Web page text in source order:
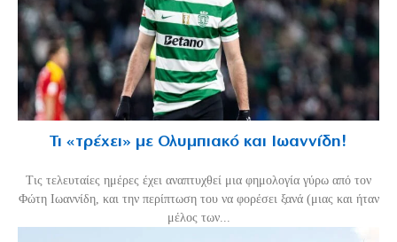
Τι «τρέχει» με Ολυμπιακό και Ιωαννίδη!
Τις τελευταίες ημέρες έχει αναπτυχθεί μια φημολογία γύρω από τον
Φώτη Ιωαννίδη, και την περίπτωση του να φορέσει ξανά (μιας και ήταν
μέλος των...